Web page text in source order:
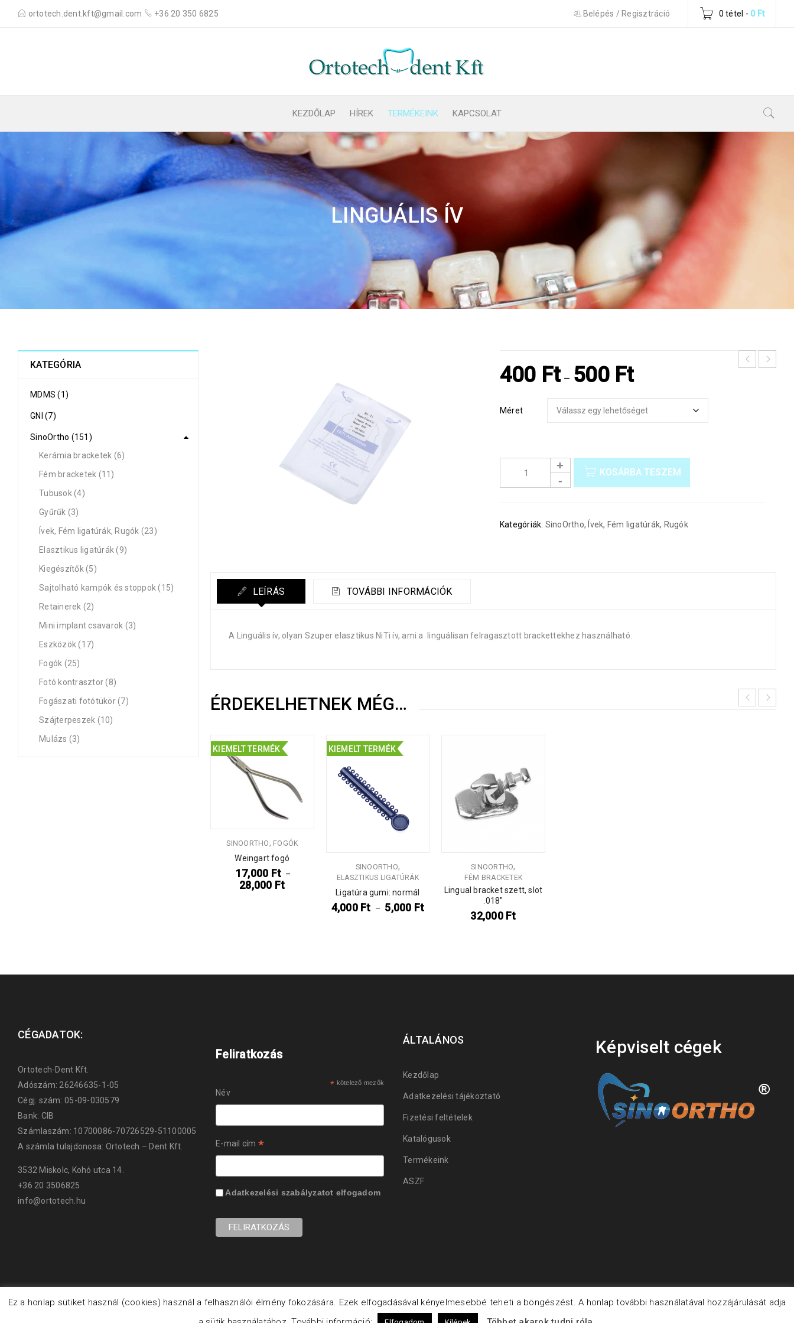
ortotech.dent.kft@gmail.com +36 20 350 6825 0 tétel - 0 Ft
Belépés / Regisztráció
KEZDŐLAP HÍREK TERMÉKEINK KAPCSOLAT
LINGUÁLIS ÍV
KATEGÓRIA
MDMS (1)
GNI (7)
SinoOrtho (151)
Kerámia bracketek (6)
Fém bracketek (11)
Tubusok (4)
Gyűrűk (3)
Ívek, Fém ligatúrák, Rugók (23)
Elasztikus ligatúrák (9)
Kiegészítők (5)
Sajtolható kampók és stoppok (15)
Retainerek (2)
Mini implant csavarok (3)
Eszközök (17)
Fogók (25)
Fotó kontrasztor (8)
Fogászati fotótükör (7)
Szájterpeszek (10)
Mulázs (3)
400 Ft – 500 Ft
Méret
KOSÁRBA TESZEM
Kategóriák: SinoOrtho, Ívek, Fém ligatúrák, Rugók
LEÍRÁS TOVÁBBI INFORMÁCIÓK
A Linguális ív, olyan Szuper elasztikus NiTi ív, ami a linguálisan felragasztott brackettekhez használható.
ÉRDEKELHETNEK MÉG…
KIEMELT TERMÉK
SINOORTHO, FOGÓK
Weingart fogó
17,000 Ft –
28,000 Ft
KIEMELT TERMÉK
SINOORTHO,
ELASZTIKUS LIGATÚRÁK
Ligatúra gumi: normál
4,000 Ft – 5,000 Ft
SINOORTHO,
FÉM BRACKETEK
Lingual bracket szett, slot
.018″
32,000 Ft
CÉGADATOK:
Ortotech-Dent Kft.
Adószám: 26246635-1-05
Cégj. szám: 05-09-030579
Bank: CIB
Számlaszám: 10700086-70726529-51100005
A számla tulajdonosa: Ortotech – Dent Kft.
3532 Miskolc, Kohó utca 14.
+36 20 3506825
info@ortotech.hu
Feliratkozás
* kötelező mezők
Név
E-mail cím *
Adatkezelési szabályzatot elfogadom
ÁLTALÁNOS
Kezdőlap
Adatkezelési tájékoztató
Fizetési feltételek
Katalógusok
Termékeink
ASZF
Képviselt cégek
Ez a honlap sütiket használ (cookies) használ a felhasználói élmény fokozására. Ezek elfogadásával kényelmesebbé teheti a böngészést. A honlap további használatával hozzájárulását adja